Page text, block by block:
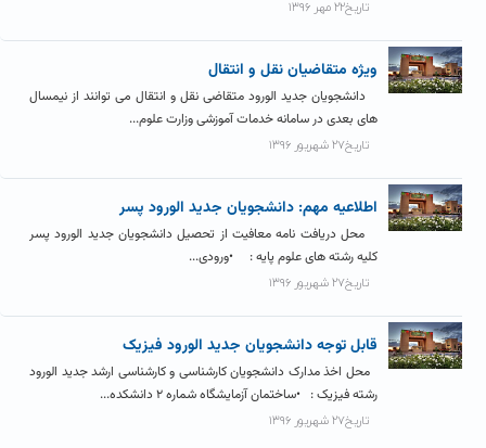
تاریخ۲۲ مهر ۱۳۹۶
ویژه متقاضیان نقل و انتقال
دانشجویان جدید الورود متقاضی نقل و انتقال می توانند از نیمسال
های بعدی در سامانه خدمات آموزشی وزارت علوم...
تاریخ۲۷ شهریور ۱۳۹۶
اطلاعیه مهم: دانشجویان جدید الورود پسر
محل دریافت نامه معافیت از تحصیل دانشجویان جدید الورود پسر
کلیه رشته های علوم پایه : •ورودی...
تاریخ۲۷ شهریور ۱۳۹۶
قابل توجه دانشجویان جدید الورود فیزیک
محل اخذ مدارک دانشجویان کارشناسی و کارشناسی ارشد جدید الورود
رشته فیزیک : •ساختمان آزمایشگاه شماره ۲ دانشکده...
تاریخ۲۷ شهریور ۱۳۹۶